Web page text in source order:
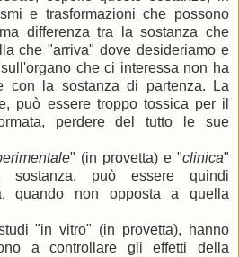
e trasformazioni che possono
differenza tra la sostanza che
che "arriva" dove desideriamo e
che ci interessa non ha
con la sostanza di partenza. La
può essere troppo tossica per il
perdere del tutto le sue
" (in provetta) e "clinica"
può essere quindi
quando non opposta a quella
"in vitro" (in provetta), hanno
a controllare gli effetti della